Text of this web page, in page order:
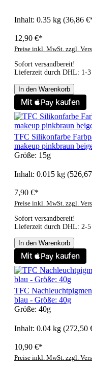
Inhalt: 0.35 kg (36,86
12,90 €*
Preise inkl. MwSt. zzgl.
Sofort versandbereit!
Lieferzeit durch DHL: 1-3
In den Warenkorb
TFC Silikonfarbe
makeup pinkbraun
Größe: 15g
Inhalt: 0.015 kg
7,90 €*
Preise inkl. MwSt. zzgl.
Sofort versandbereit!
Lieferzeit durch DHL: 2-5
In den Warenkorb
TFC
blau - Größe: 40g
Größe: 40g
Inhalt: 0.04 kg (272,50
10,90 €*
Preise inkl. MwSt. zzgl.